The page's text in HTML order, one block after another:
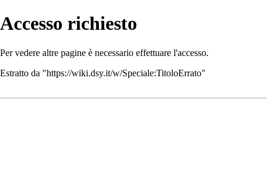
Accesso richiesto
Per vedere altre pagine è necessario effettuare l'accesso.
Estratto da "https://wiki.dsy.it/w/Speciale:TitoloErrato"